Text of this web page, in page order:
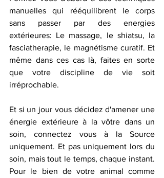
manuelles qui rééquilibrent le corps
sans passer par des energies
extérieures: Le massage, le shiatsu, la
fasciatherapie, le magnétisme curatif. Et
même dans ces cas là, faites en sorte
que votre discipline de vie soit
irréprochable.
Et si un jour vous décidez d'amener une
énergie extérieure à la vôtre dans un
soin, connectez vous à la Source
uniquement. Et pas uniquement lors du
soin, mais tout le temps, chaque instant.
Pour le bien de votre animal comme